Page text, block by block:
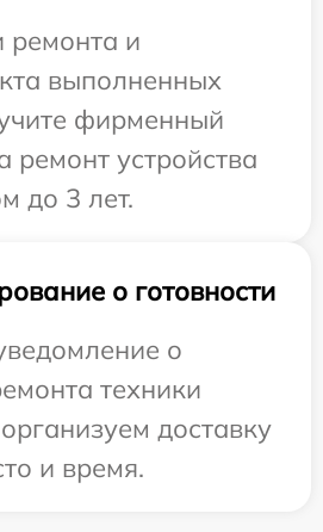
ремонта и
выполненных
фирменный
ремонт устройства
до 3 лет.
о готовности
о
техники
доставку
и время.